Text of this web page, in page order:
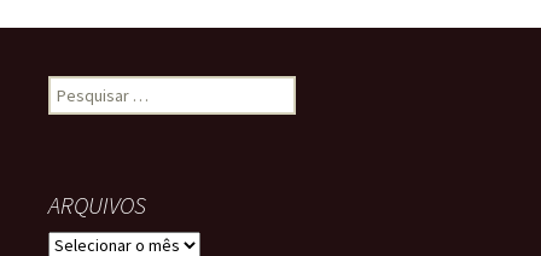
Pesquisar por:
ARQUIVOS
ARQUIVOS